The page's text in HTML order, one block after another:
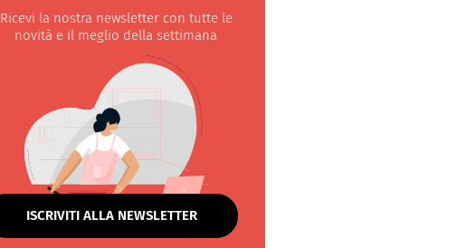
Ricevi la nostra newsletter con tutte le
novità e il meglio della settimana
ISCRIVITI ALLA NEWSLETTER